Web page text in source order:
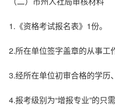
1.《资格考试报名表》1份。
2.所在单位签字盖章的从事工
3.经所在单位初审合格的学历
4.报考级别为“增报专业”的只